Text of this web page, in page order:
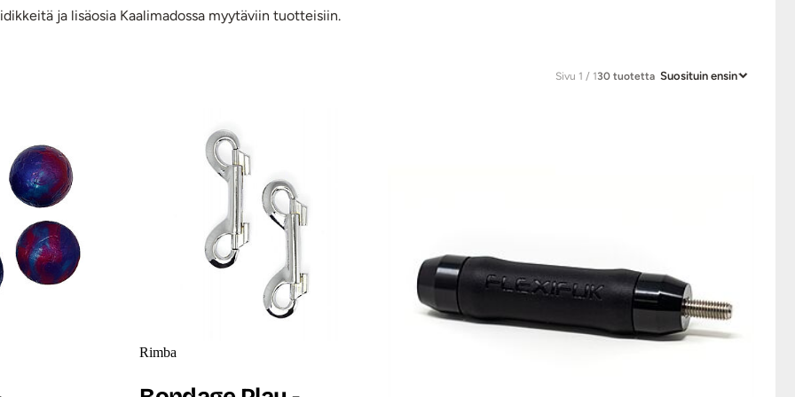
ja lisäosia Kaalimadossa myytäviin tuotteisiin.
Sivu 1 / 130 tuotetta Suosituin ensin
Rimba